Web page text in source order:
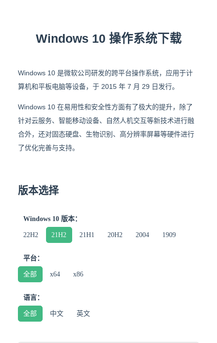
Windows 10 操作系统下载
Windows 10 是微软公司研发的跨平台操作系统，应用于计
算机和平板电脑等设备，于 2015 年 7 月 29 日发行。
Windows 10 在易用性和安全性方面有了极大的提升，除了
针对云服务、智能移动设备、自然人机交互等新技术进行融
合外，还对固态硬盘、生物识别、高分辨率屏幕等硬件进行
了优化完善与支持。
版本选择
Windows 10 版本：
22H2 21H2 21H1 20H2 2004 1909
平台：
全部 x64 x86
语言：
全部 中文 英文